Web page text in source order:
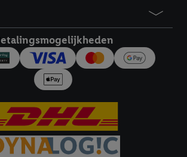
die diensten gepersonaliseerde reclame te
andere identifiers of met identifiers die
jou zijn toegewezen.
geeft, dan kunnen retargeting
weergegeven voor producten waarin je
getoond (bijvoorbeeld door het product
van een online winkel te plaatsen maar het
retargeting advertenties kunnen op
en binnen verschillende Lidl-
als verschillende eindapparaten